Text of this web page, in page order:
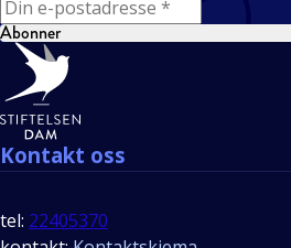
Abonner
Bunntekst
Kontakt oss
tel: 22405370